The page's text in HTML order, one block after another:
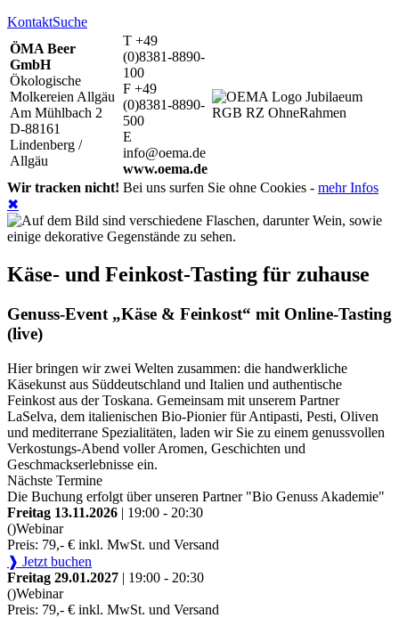
KontaktSuche
ÖMA Beer
GmbH
Ökologische
Molkereien Allgäu
Am Mühlbach 2
D-88161
Lindenberg /
Allgäu
T +49
(0)8381-8890-
100
F +49
(0)8381-8890-
500
E
info@oema.de
www.oema.de
Wir tracken nicht! Bei uns surfen Sie ohne Cookies - mehr Infos
✖
Käse- und Feinkost-Tasting für zuhause
Genuss-Event „Käse & Feinkost“ mit Online-Tasting
(live)
Hier bringen wir zwei Welten zusammen: die handwerkliche
Käsekunst aus Süddeutschland und Italien und authentische
Feinkost aus der Toskana. Gemeinsam mit unserem Partner
LaSelva, dem italienischen Bio-Pionier für Antipasti, Pesti, Oliven
und mediterrane Spezialitäten, laden wir Sie zu einem genussvollen
Verkostungs-Abend voller Aromen, Geschichten und
Geschmackserlebnisse ein.
Nächste Termine
Die Buchung erfolgt über unseren Partner "Bio Genuss Akademie"
Freitag 13.11.2026 | 19:00 - 20:30
()Webinar
Preis: 79,- € inkl. MwSt. und Versand
❱ Jetzt buchen
Freitag 29.01.2027 | 19:00 - 20:30
()Webinar
Preis: 79,- € inkl. MwSt. und Versand